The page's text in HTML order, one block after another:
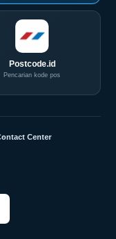
Postcode.id
Pencarian kode pos
Center